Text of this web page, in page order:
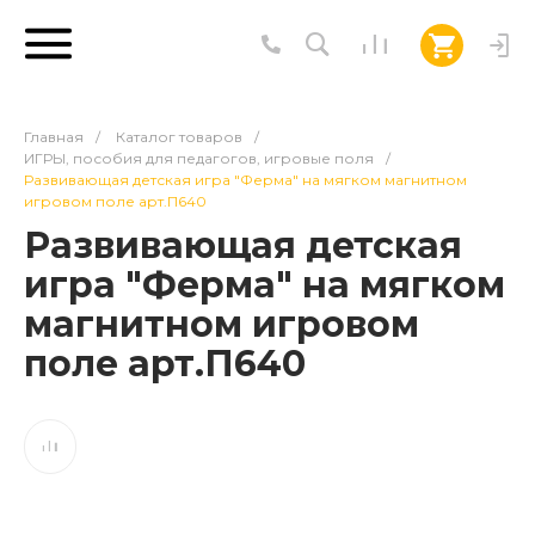
Главная / Каталог товаров
/
ИГРЫ, пособия для педагогов, игровые поля
/
Развивающая детская игра "Ферма" на мягком магнитном
игровом поле арт.П640
Развивающая детская
игра "Ферма" на мягком
магнитном игровом
поле арт.П640